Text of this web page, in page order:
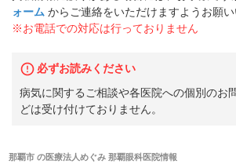
ォーム からご連絡をいただけますようお願い
※お電話での対応は行っておりません
必ずお読みください
病気に関するご相談や各医院への個別のお
どは受け付けておりません。
那覇市の医療法人めぐみ 那覇眼科医院情報